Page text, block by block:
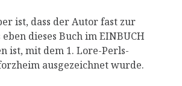
ist, dass der Autor fast zur
dieses Buch im EINBUCH
ist, mit dem 1. Lore-Perls-
ausgezeichnet wurde.